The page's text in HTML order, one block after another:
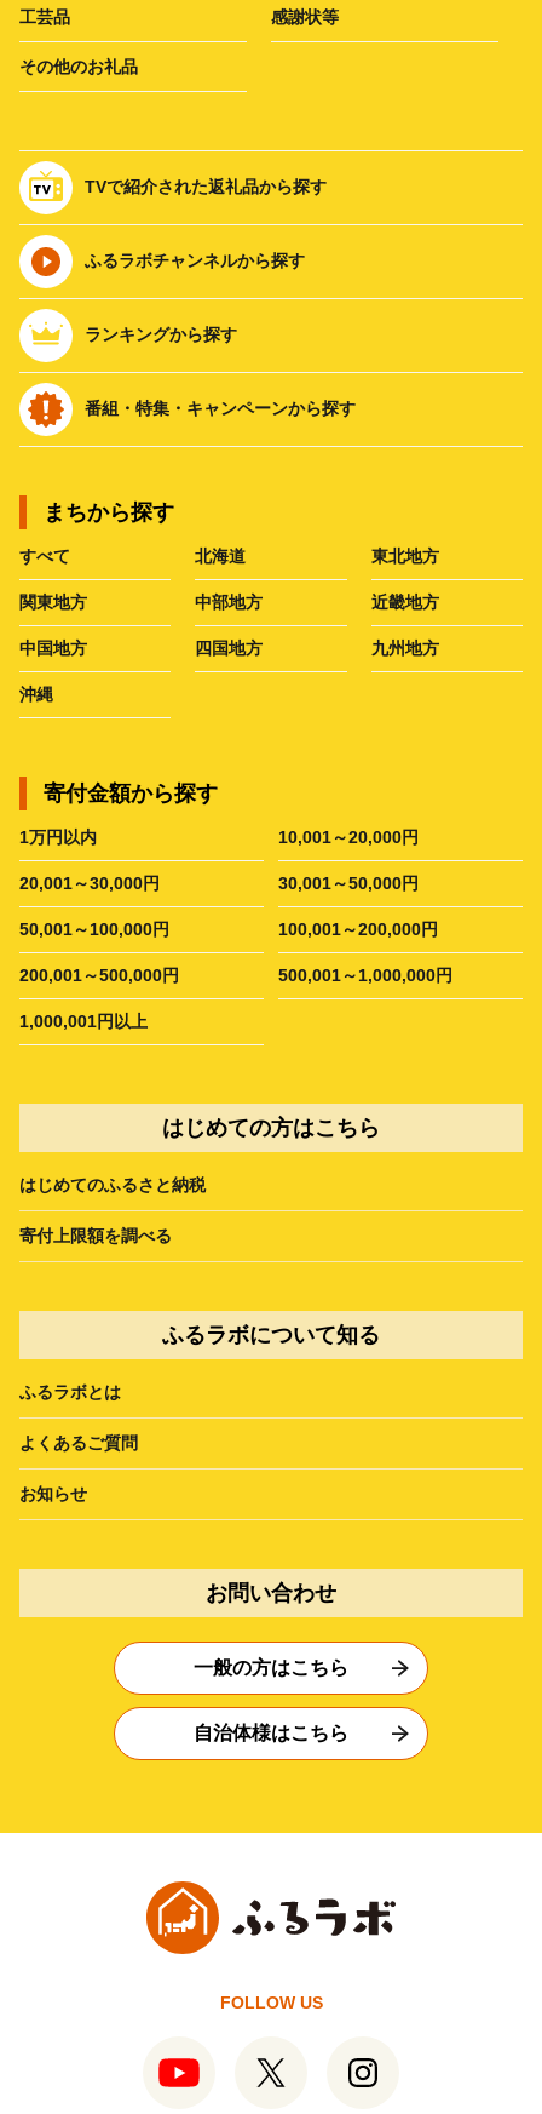
工芸品 感謝状等
その他のお礼品
TVで紹介された返礼品から探す
ふるラボチャンネルから探す
ランキングから探す
番組・特集・キャンペーンから探す
まちから探す
すべて 北海道 東北地方
関東地方 中部地方 近畿地方
中国地方 四国地方 九州地方
沖縄
寄付金額から探す
1万円以内 10,001～20,000円
20,001～30,000円 30,001～50,000円
50,001～100,000円 100,001～200,000円
200,001～500,000円 500,001～1,000,000円
1,000,001円以上
はじめての方はこちら
はじめてのふるさと納税
寄付上限額を調べる
ふるラボについて知る
ふるラボとは
よくあるご質問
お知らせ
お問い合わせ
一般の方はこちら
自治体様はこちら
FOLLOW US